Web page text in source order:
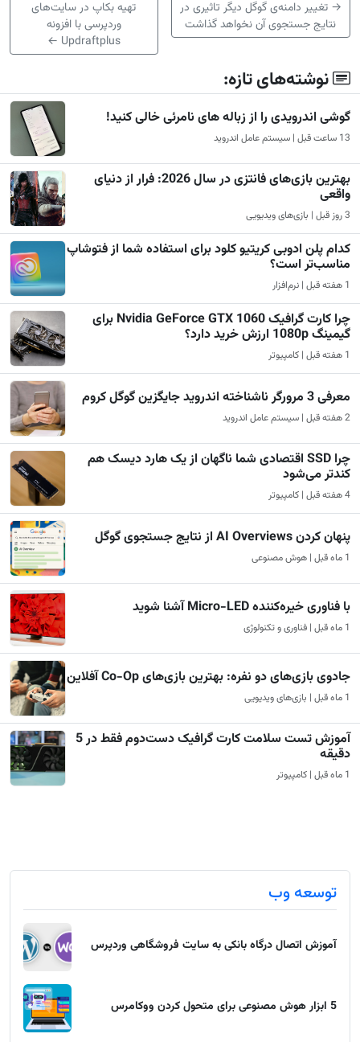
→ تغییر دامنه‌ی گوگل دیگر تاثیری در
نتایج جستجوی آن نخواهد گذاشت
تهیه بکاپ در سایت‌های
وردپرسی با افزونه
Updraftplus
←
نوشته‌های تازه:
گوشی اندرویدی را از زباله های نامرئی خالی کنید!
13 ساعت قبل | سیستم عامل اندروید
بهترین بازی‌های فانتزی در سال 2026: فرار از دنیای
واقعی
3 روز قبل | بازی‌های ویدیویی
کدام پلن ادوبی کریتیو کلود برای استفاده شما از فتوشاپ
مناسب‌تر است؟
1 هفته قبل | نرم‌افزار
چرا کارت گرافیک Nvidia GeForce GTX 1060 برای
گیمینگ 1080p ارزش خرید دارد؟
1 هفته قبل | کامپیوتر
معرفی 3 مرورگر ناشناخته اندروید جایگزین گوگل کروم
2 هفته قبل | سیستم عامل اندروید
چرا SSD اقتصادی شما ناگهان از یک هارد دیسک هم
کندتر می‌شود
4 هفته قبل | کامپیوتر
پنهان کردن AI Overviews از نتایج جستجوی گوگل
1 ماه قبل | هوش مصنوعی
با فناوری خیره‌کننده Micro-LED آشنا شوید
1 ماه قبل | فناوری و تکنولوژی
جادوی بازی‌های دو نفره: بهترین بازی‌های Co-Op آفلاین
1 ماه قبل | بازی‌های ویدیویی
آموزش تست سلامت کارت گرافیک دست‌دوم فقط در 5
دقیقه
1 ماه قبل | کامپیوتر
توسعه وب
آموزش اتصال درگاه بانکی به سایت فروشگاهی وردپرس
5 ابزار هوش مصنوعی برای متحول کردن ووکامرس